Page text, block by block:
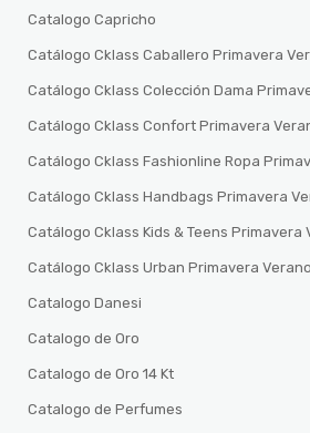
Catalogo Capricho
Catálogo Cklass Caballero Primavera
Catálogo Cklass Colección Dama
Catálogo Cklass Confort Primavera
Catálogo Cklass Fashionline Ropa
Catálogo Cklass Handbags Primavera
Catálogo Cklass Kids & Teens Primavera
Catálogo Cklass Urban Primavera
Catalogo Danesi
Catalogo de Oro
Catalogo de Oro 14 Kt
Catalogo de Perfumes